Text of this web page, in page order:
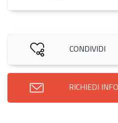
CONDIVIDI
RICHIEDI